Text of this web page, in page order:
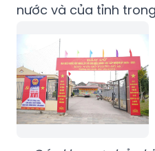
nước và của tỉnh